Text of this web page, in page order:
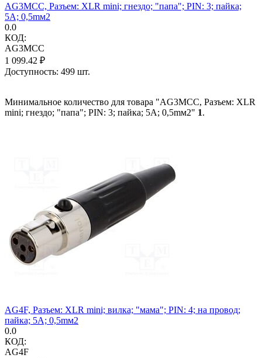
AG3MCC, Разъем: XLR mini; гнездо; "папа"; PIN: 3; пайка;
5А; 0,5mм2
0.0
КОД:
AG3MCC
1 099.42 ₽
Доступность: 499 шт.
Минимальное количество для товара "AG3MCC, Разъем: XLR
mini; гнездо; "папа"; PIN: 3; пайка; 5А; 0,5mм2" 1.
AG4F, Разъем: XLR mini; вилка; "мама"; PIN: 4; на провод;
пайка; 5А; 0,5mм2
0.0
КОД:
AG4F